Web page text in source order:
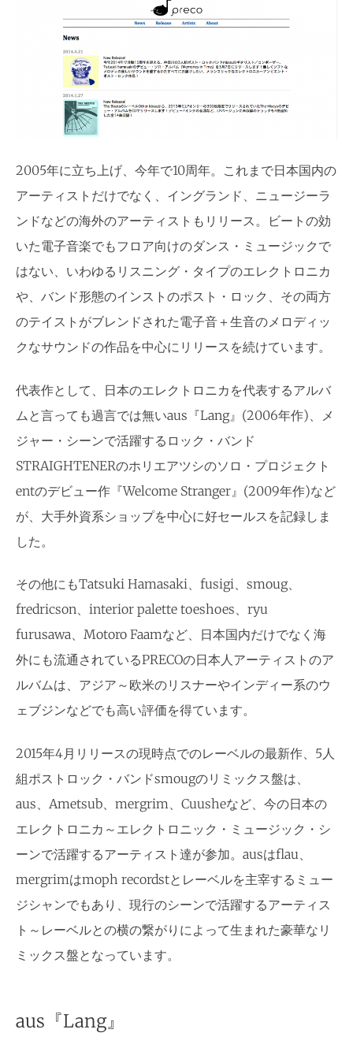
2005年に立ち上げ、今年で10周年。これまで日本国内の
アーティストだけでなく、イングランド、ニュージーラ
ンドなどの海外のアーティストもリリース。ビートの効
いた電子音楽でもフロア向けのダンス・ミュージックで
はない、いわゆるリスニング・タイプのエレクトロニカ
や、バンド形態のインストのポスト・ロック、その両方
のテイストがブレンドされた電子音＋生音のメロディッ
クなサウンドの作品を中心にリリースを続けています。
代表作として、日本のエレクトロニカを代表するアルバ
ムと言っても過言では無いaus『Lang』(2006年作)、メ
ジャー・シーンで活躍するロック・バンド
STRAIGHTENERのホリエアツシのソロ・プロジェクト
entのデビュー作『Welcome Stranger』(2009年作)など
が、大手外資系ショップを中心に好セールスを記録しま
した。
その他にもTatsuki Hamasaki、fusigi、smoug、
fredricson、interior palette toeshoes、ryu
furusawa、Motoro Faamなど、日本国内だけでなく海
外にも流通されているPRECOの日本人アーティストのア
ルバムは、アジア～欧米のリスナーやインディー系のウ
ェブジンなどでも高い評価を得ています。
2015年4月リリースの現時点でのレーベルの最新作、5人
組ポストロック・バンドsmougのリミックス盤は、
aus、Ametsub、mergrim、Cuusheなど、今の日本の
エレクトロニカ～エレクトロニック・ミュージック・シ
ーンで活躍するアーティスト達が参加。ausはflau、
mergrimはmoph recordstとレーベルを主宰するミュー
ジシャンでもあり、現行のシーンで活躍するアーティス
ト～レーベルとの横の繋がりによって生まれた豪華なリ
ミックス盤となっています。
aus『Lang』